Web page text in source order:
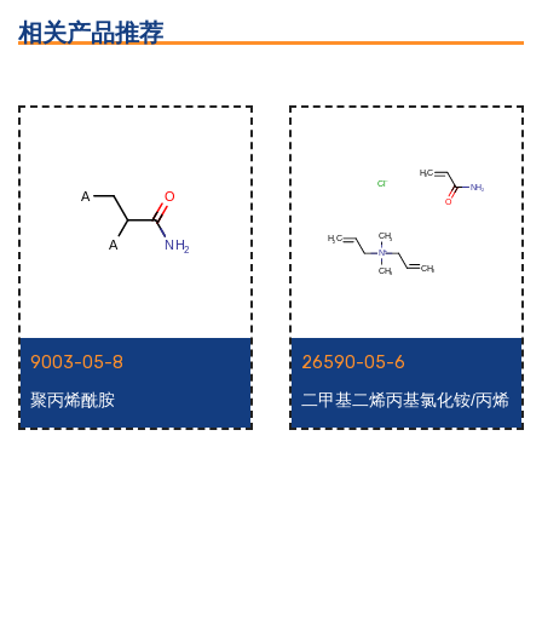
相关产品推荐
9003-05-8
聚丙烯酰胺
26590-05-6
二甲基二烯丙基氯化铵/丙烯
酰胺共聚物